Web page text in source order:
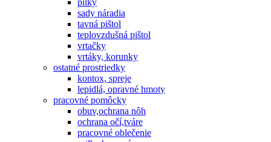
pilky
sady náradia
tavná pištol
teplovzdušná pištol
vrtačky
vrtáky, korunky
ostatné prostriedky
kontox, spreje
lepidlá, opravné hmoty
pracovné pomôcky
obuv,ochrana nôh
ochrana očí,tváre
pracovné oblečenie